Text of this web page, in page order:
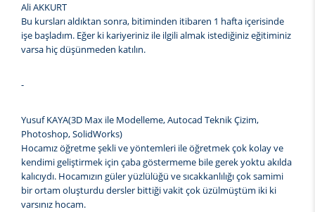
Ali AKKURT
Bu kursları aldıktan sonra, bitiminden itibaren 1 hafta içerisinde
işe başladım. Eğer ki kariyeriniz ile ilgili almak istediğiniz eğitiminiz
varsa hiç düşünmeden katılın.
-
Yusuf KAYA(3D Max ile Modelleme, Autocad Teknik Çizim,
Photoshop, SolidWorks)
Hocamız öğretme şekli ve yöntemleri ile öğretmek çok kolay ve
kendimi geliştirmek için çaba göstermeme bile gerek yoktu akılda
kalıcıydı. Hocamızın güler yüzlülüğü ve sıcakkanlılığı çok samimi
bir ortam oluşturdu dersler bittiği vakit çok üzülmüştüm iki ki
varsınız hocam.